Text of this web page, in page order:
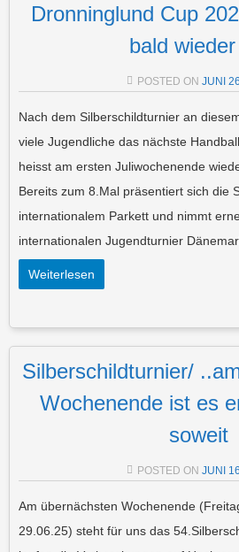
Dronninglund Cup
bald
POSTED ON JUNI
Nach dem Silberschildturnier an
viele Jugendliche das nächste
heisst am ersten Juliwochenende
Bereits zum 8.Mal präsentiert sich die
internationalem Parkett und nimmt
internationalen Jugendturnier
Weiterlesen
Silberschildturnier/
Wochenende ist es
soweit
POSTED ON JUNI
Am übernächsten Wochenende
29.06.25) steht für uns das